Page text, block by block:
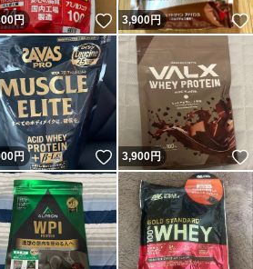
ね！
円 いいね！
3,900円
ね！
円 いいね！
3,900円